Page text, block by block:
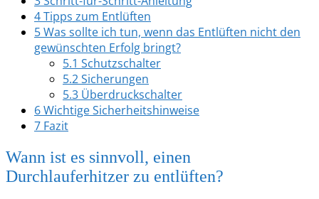
4Tipps zum Entlüften
5Was sollte ich tun, wenn das Entlüften nicht den
gewünschten Erfolg bringt?
5.1 Schutzschalter
5.2Sicherungen
5.3 Überdruckschalter
6Wichtige Sicherheitshinweise
7 Fazit
Wann ist es sinnvoll, einen
Durchlauferhitzer zu entlüften?